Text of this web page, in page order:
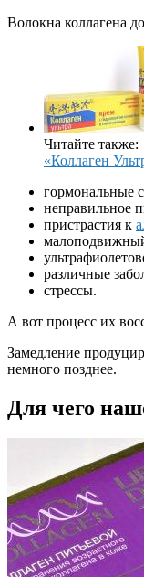
Волокна коллагена
Читайте также:
«Коллаген
гормональные
неправильное
пристрастия к
различные
стрессы.
А вот процесс их
Замедление
немного позднее.
Для чего